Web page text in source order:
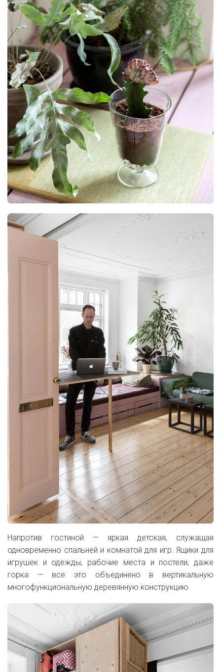
Напротив гостиной — яркая детская, служащая
одновременно спальней и комнатой для игр. Ящики для
игрушек и одежды, рабочие места и постели, даже
горка — все это объединено в вертикальную
многофункциональную деревянную конструкцию.